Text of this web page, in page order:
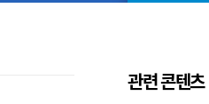
관련 콘텐츠